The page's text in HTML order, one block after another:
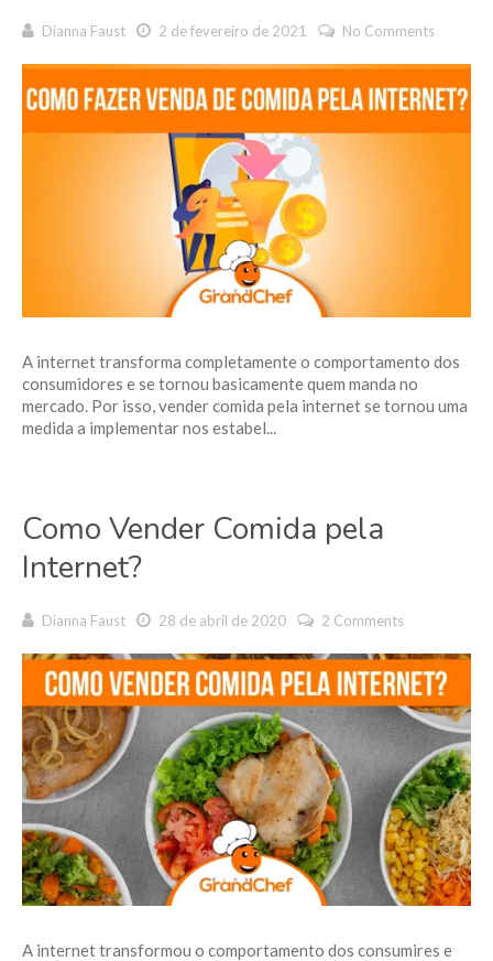
Dianna Faust 2 de fevereiro de 2021 No Comments
A internet transforma completamente o comportamento dos
consumidores e se tornou basicamente quem manda no
mercado. Por isso, vender comida pela internet se tornou uma
medida a implementar nos estabel...
Como Vender Comida pela
Internet?
Dianna Faust 28 de abril de 2020 2 Comments
A internet transformou o comportamento dos consumires e